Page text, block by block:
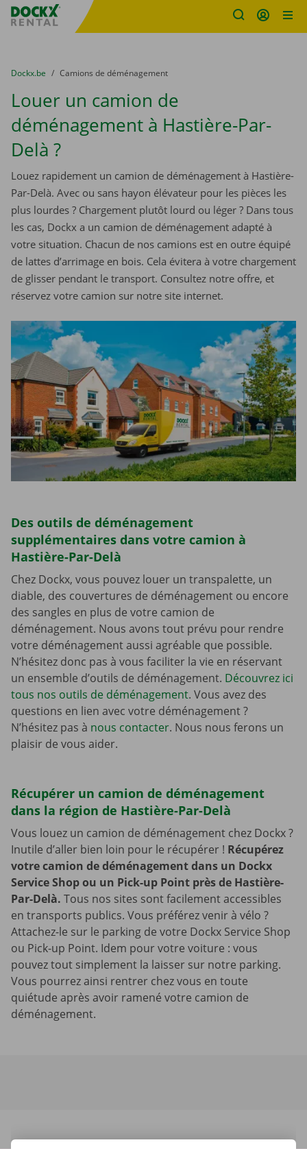
sitename
You are here:
du
Dockx.be to
Camions de déménagement
Louer un camion de
déménagement à Hastière-Par-
Delà ?
Louez rapidement un camion de déménagement à Hastière-
Par-Delà. Avec ou sans hayon élévateur pour les pièces les
plus lourdes ? Chargement plutôt lourd ou léger ? Dans tous
les cas, Dockx a un camion de déménagement adapté à
votre situation. Chacun de nos camions est en outre équipé
de lattes d’arrimage en bois. Cela évitera à votre chargement
de glisser pendant le transport. Consultez notre offre, et
réservez votre camion sur notre site internet.
Des outils de déménagement
supplémentaires dans votre camion à
Hastière-Par-Delà
Chez Dockx, vous pouvez louer un transpalette, un
diable, des couvertures de déménagement ou encore
des sangles en plus de votre camion de
déménagement. Nous avons tout prévu pour rendre
votre déménagement aussi agréable que possible.
N’hésitez donc pas à vous faciliter la vie en réservant
un ensemble d’outils de déménagement. Découvrez ici
tous nos outils de déménagement. Vous avez des
questions en lien avec votre déménagement ?
N’hésitez pas à nous contacter. Nous nous ferons un
plaisir de vous aider.
Récupérer un camion de déménagement
dans la région de Hastière-Par-Delà
Vous louez un camion de déménagement chez Dockx ?
Inutile d’aller bien loin pour le récupérer ! Récupérez
votre camion de déménagement dans un Dockx
Service Shop ou un Pick-up Point près de Hastière-
Par-Delà. Tous nos sites sont facilement accessibles
en transports publics. Vous préférez venir à vélo ?
Attachez-le sur le parking de votre Dockx Service Shop
ou Pick-up Point. Idem pour votre voiture : vous
pouvez tout simplement la laisser sur notre parking.
Vous pourrez ainsi rentrer chez vous en toute
quiétude après avoir ramené votre camion de
déménagement.